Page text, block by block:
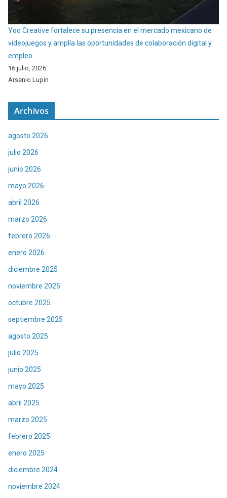
Yoo Creative fortalece su presencia en el mercado mexicano de
videojuegos y amplía las oportunidades de colaboración digital y
empleo
16 julio, 2026
Arsenio Lupin
Archivos
agosto 2026
julio 2026
junio 2026
mayo 2026
abril 2026
marzo 2026
febrero 2026
enero 2026
diciembre 2025
noviembre 2025
octubre 2025
septiembre 2025
agosto 2025
julio 2025
junio 2025
mayo 2025
abril 2025
marzo 2025
febrero 2025
enero 2025
diciembre 2024
noviembre 2024